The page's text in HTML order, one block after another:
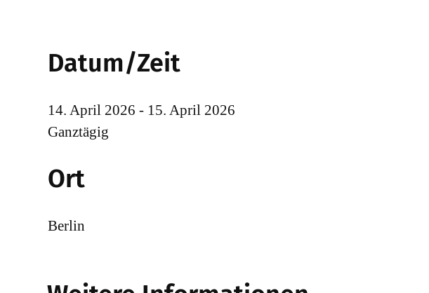
Datum/Zeit
14. April 2026 - 15. April 2026
Ganztägig
Ort
Berlin